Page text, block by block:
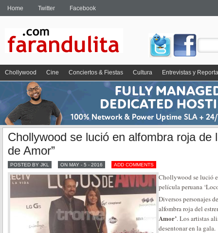
Home Twitter Facebook
Chollywood Cine Conciertos & Fiestas Cultura Entrevistas y
Chollywood se lució en alfombra roja de
de Amor”
POSTED BY JKL ON MAY - 5 - 2016 ADD COMMENTS
Chollywood se lució
película peruana
Diversos personajes
alfombra roja del
Amor’. Los artistas
desentonar en la gala.